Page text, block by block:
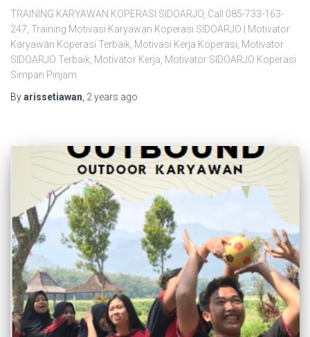
TRAINING KARYAWAN KOPERASI SIDOARJO, Call 085-733-163-
247, Training Motivasi Karyawan Koperasi SIDOARJO | Motivator
Karyawan Koperasi Terbaik, Motivasi Kerja Koperasi, Motivator
SIDOARJO Terbaik, Motivator Kerja, Motivator SIDOARJO Koperasi
Simpan Pinjam
Byarissetiawan, 2 years ago